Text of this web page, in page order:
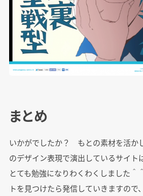
まとめ
いかがでしたか？ もとの素材を活か
のデザイン表現で演出しているサイト
とても勉強になりわくわくしました
トを見つけたら発信していきますので